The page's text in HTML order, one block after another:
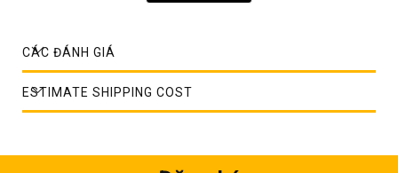
MỤC LỤC BÀI VIẾT CHI TIẾT
1. Bảng giá tham khảo ống inox 304 phi 20
mới nhất 2026 (Theo Mét, Cây 6m & Theo
2. Bảng quy cách & tra trọng lượng ống inox
CÁC ĐÁNH GIÁ
ESTIMATE SHIPPING COST